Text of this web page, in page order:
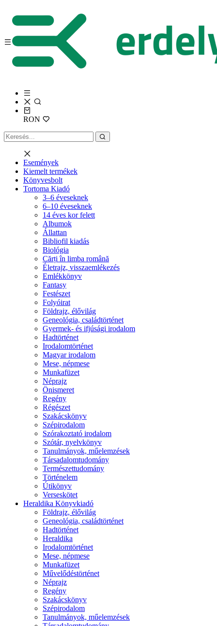
RON
Események
Kiemelt termékek
Könyvesbolt
Tortoma Kiadó
3–6 éveseknek
6–10 éveseknek
14 éves kor felett
Albumok
Állattan
Bibliofil kiadás
Biológia
Cărți în limba română
Életrajz, visszaemlékezés
Emlékkönyv
Fantasy
Festészet
Folyóirat
Földrajz, élővilág
Geneológia, családtörténet
Gyermek- és ifjúsági irodalom
Hadtörténet
Irodalomtörténet
Magyar irodalom
Mese, népmese
Munkafüzet
Néprajz
Önismeret
Regény
Régészet
Szakácskönyv
Szépirodalom
Szórakoztató irodalom
Szótár, nyelvkönyv
Tanulmányok, műelemzések
Társadalomtudomány
Természettudomány
Történelem
Útikönyv
Verseskötet
Heraldika Könyvkiadó
Földrajz, élővilág
Geneológia, családtörténet
Hadtörténet
Heraldika
Irodalomtörténet
Mese, népmese
Munkafüzet
Művelődéstörténet
Néprajz
Regény
Szakácskönyv
Szépirodalom
Tanulmányok, műelemzések